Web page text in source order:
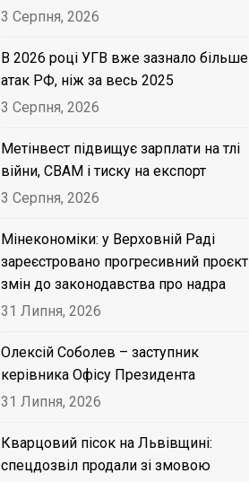
3 Серпня, 2026
В 2026 році УГВ вже зазнало більше
атак РФ, ніж за весь 2025
3 Серпня, 2026
Метінвест підвищує зарплати на тлі
війни, CBAM і тиску на експорт
3 Серпня, 2026
Мінекономіки: у Верховній Раді
зареєстровано прогресивний проєкт
змін до законодавства про надра
31 Липня, 2026
Олексій Соболев – заступник
керівника Офісу Президента
31 Липня, 2026
Кварцовий пісок на Львівщині:
спецдозвіл продали зі змовою